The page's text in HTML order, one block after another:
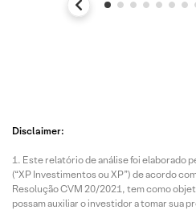
Disclaimer:
Este relatório de análise foi elaborado
(“XP Investimentos ou XP”) de acordo
Resolução CVM 20/2021, tem como
possam auxiliar o investidor a tomar sua